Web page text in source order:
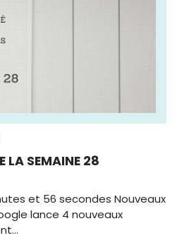
LA SEMAINE 28
et 56 secondes Nouveaux
lance 4 nouveaux